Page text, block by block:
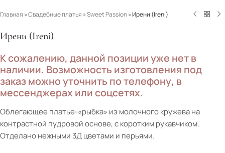
Главная »Свадебные платья »Sweet Passion»Ирени (Ireni)
Ирени (Ireni)
К сожалению, данной позиции уже нет в
наличии. Возможность изготовления под
заказ можно уточнить по телефону, в
мессенджерах или соцсетях.
Облегающее платье-«рыбка» из молочного кружева на
контрастной пудровой основе, с коротким рукавчиком.
Отделано нежными 3Д цветами и перьями.